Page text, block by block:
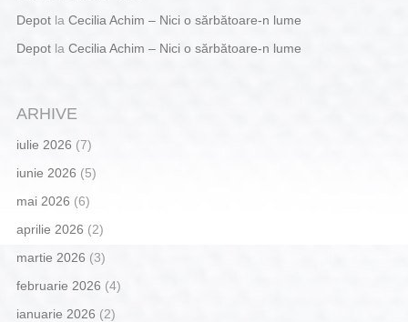
Depotla Cecilia Achim – Nici o sărbătoare-n lume
Depotla Cecilia Achim – Nici o sărbătoare-n lume
ARHIVE
iulie 2026 (7)
iunie 2026 (5)
mai 2026 (6)
aprilie 2026 (2)
martie 2026 (3)
februarie 2026 (4)
ianuarie 2026 (2)